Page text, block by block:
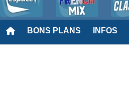
BONS PLANS INFOS